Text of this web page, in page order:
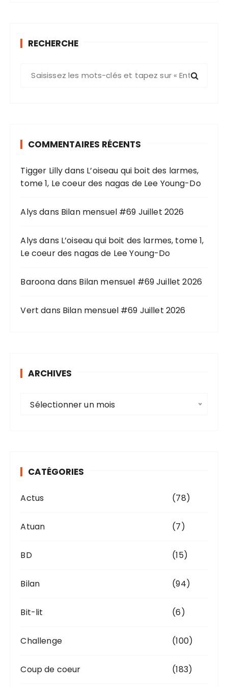
RECHERCHE
e
p
u
:
COMMENTAIRES RÉCENTS
Tigger Lillydans L’oiseau qui boit des larmes,
tome 1, Le coeur des nagas de Lee Young-Do
Alys dans Bilan mensuel #69 Juillet 2026
Alys dans L’oiseau qui boit des larmes, tome 1,
Le coeur des nagas de Lee Young-Do
Baroona dans Bilan mensuel #69 Juillet 2026
Vert dans Bilan mensuel #69 Juillet 2026
ARCHIVES
e
Sélectionner un mois
CATÉGORIES
Actus (78)
Atuan (7)
BD (15)
Bilan (94)
Bit-lit (6)
Challenge (100)
Coup de coeur (183)